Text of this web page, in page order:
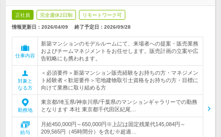
正社員 完全週休2日制 リモートワーク可
情報更新日：2026/04/09 終了予定日： 2026/09/28
仕事内容
新築マンションのモデルルームにて、来場者への提案・販売業務
およびチームマネジメントをお任せします。販売計画の立案や広
告戦略にも携われます。
対象と
なる方
＜必須要件＞新築マンション販売経験をお持ちの方・マネジメン
ト経験者＜歓迎要件＞宅地建物取引士資格をお持ちの方・目標に
向けて業務に取り組める方
勤務地
東京都/埼玉県/神奈川県/千葉県のマンションギャラリーでの勤務
となります 本社 東京都千代田区紀尾…
給与
月給450,000円～650,000円※上記は固定残業代145,084円～
209,565円（45時間分）を含む※超過…